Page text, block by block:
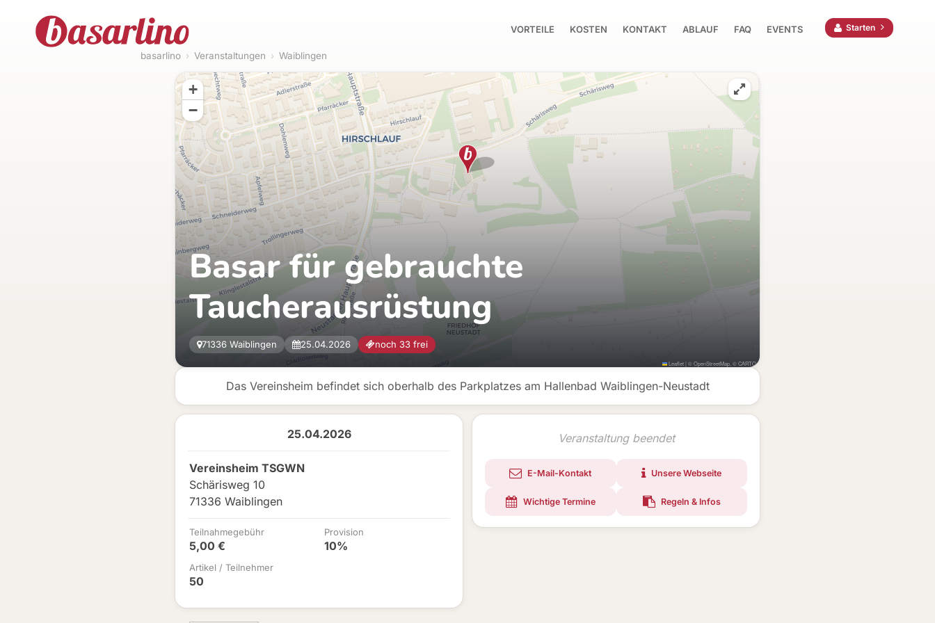
VORTEILE KOSTEN KONTAKT ABLAUF FAQ EVENTS Starten
basarlino › Veranstaltungen › Waiblingen
Das Vereinsheim befindet sich oberhalb des Parkplatzes am Hallenbad Waiblingen-Neustadt
25.04.2026
Vereinsheim TSGWN
Schärisweg 10
71336 Waiblingen
Teilnahmegebühr
5,00 €
Provision
10%
Artikel / Teilnehmer
50
Veranstaltung beendet
E-Mail-Kontakt Unsere Webseite
Wichtige Termine Regeln & Infos
Basar für gebrauchte
Taucherausrüstung
71336 Waiblingen 25.04.2026 noch 33 frei
+
−
Leaflet|©OpenStreetMap , ©CARTO